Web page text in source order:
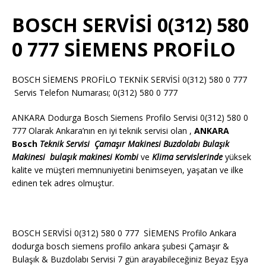
BOSCH SERVİSİ 0(312) 580
0 777 SİEMENS PROFİLO
BOSCH SİEMENS PROFİLO TEKNİK SERVİSİ 0(312) 580 0 777
Servis Telefon Numarası; 0(312) 580 0 777
ANKARA Dodurga Bosch Siemens Profilo Servisi 0(312) 580 0
777 Olarak Ankara’nın en iyi teknik servisi olan , ANKARA
Bosch Teknik Servisi Çamaşır MakinesiBuzdolabı Bulaşık
Makinesi bulaşık makinesiKombive Klima servislerinde yüksek
kalite ve müşteri memnuniyetini benimseyen, yaşatan ve ilke
edinen tek adres olmuştur.
BOSCH SERVİSİ 0(312) 580 0 777 SİEMENS Profilo Ankara
dodurga bosch siemens profilo ankara şubesi Çamaşır &
Bulaşık & Buzdolabı Servisi 7 gün arayabileceğiniz Beyaz Eşya